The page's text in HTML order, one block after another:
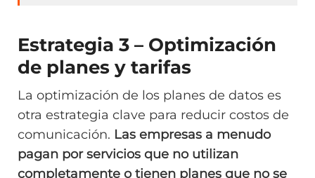
Estrategia 3 – Optimización
de planes y tarifas
La optimización de los planes de datos es
otra estrategia clave para reducir costos de
comunicación. Las empresas a menudo
pagan por servicios que no utilizan
completamente o tienen planes que no se